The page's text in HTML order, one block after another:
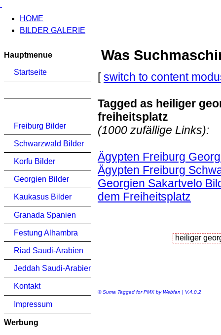
HOME
BILDER GALERIE
Hauptmenue
Startseite
Freiburg Bilder
Schwarzwald Bilder
Korfu Bilder
Georgien Bilder
Kaukasus Bilder
Granada Spanien
Festung Alhambra
Riad Saudi-Arabien
Jeddah Saudi-Arabien
Kontakt
Impressum
Werbung
Was
[switch to content
Tagged as heiliger
freiheitsplatz
(1000 zufällige Links):
Ägypten Freiburg
Ägypten Freiburg
Georgien Sakartvelo
dem Freiheitsplatz
© Suma Tagged for PMX by Webfan | V.4.0.2